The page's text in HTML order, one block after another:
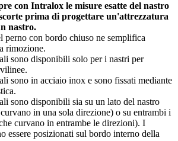
con Intralox le misure esatte del nastro
prima di progettare un'attrezzatura
nastro.
perno con bordo chiuso ne semplifica
rimozione.
sono disponibili solo per i nastri per
sono in acciaio inox e sono fissati mediante
sono disponibili sia su un lato del nastro
in una sola direzione) o su entrambi i
curvano in entrambe le direzioni). I
essere posizionati sul bordo interno della